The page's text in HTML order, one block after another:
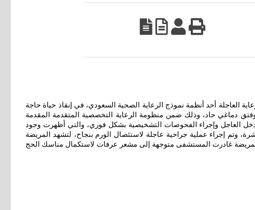
العاجلة أحد أنظمة نموذج الرعاية الصحية السعودي، في إنقاذ حياة حاجة
تجاوز 8 سم، تسبب في ضغط شديد على الدماغ وفتق دماغي حاد، وذلك ضمن منظومة الرعاية التخصصية المتقدمة المقدمة
العاجل وإجراء الفحوصات التشخيصية بشكل فوري، والتي أظهرت وجود
إجراء عملية جراحية عاجلة لاستئصال الورم بنجاح، لتشهد المريضة
وأبانت المدينة الطبية أن (المريضة غادرت المستشفى متوجهة إلى مشعر عرفات لاستكمال مناسك الحج